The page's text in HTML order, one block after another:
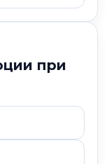
при